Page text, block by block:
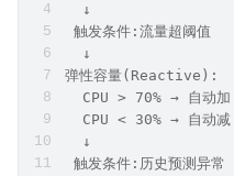
  ↓
触发条件:流量超阈值
  ↓
弹性容量(Reactive):
CPU > 70% → 自动加
CPU < 30% → 自动减
  ↓
触发条件:历史预测异常